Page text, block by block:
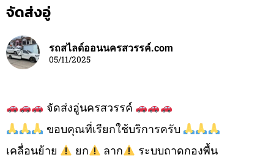
จัดส่งอู่
รถสไลด์ออนนครสวรรค์.com
05/11/2025
จัดส่งอู่นครสวรรค์
ขอบคุณที่เรียกใช้บริการครับ
เคลื่อนย้าย
ยก ลาก
ระบบถาดกองพื้น